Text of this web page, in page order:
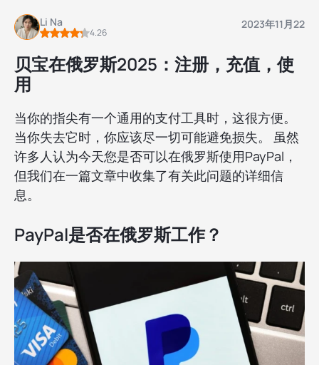
Li Na
4.26
2023年11月22
贝宝在俄罗斯2025：注册，充值，使
用
当你的指尖有一个通用的支付工具时，这很方便。
当你失去它时，你应该尽一切可能避免损失。 虽然
许多人认为今天您是否可以在俄罗斯使用PayPal，
但我们在一篇文章中收集了有关此问题的详细信
息。
PayPal是否在俄罗斯工作？